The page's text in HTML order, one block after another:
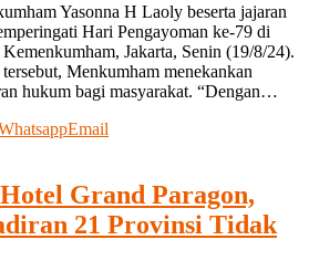
Yasonna H Laoly beserta jajaran
Hari Pengayoman ke-79 di
Jakarta, Senin (19/8/24).
Menkumham menekankan
hukum bagi masyarakat. “Dengan…
Email
Grand Paragon,
21 Provinsi Tidak